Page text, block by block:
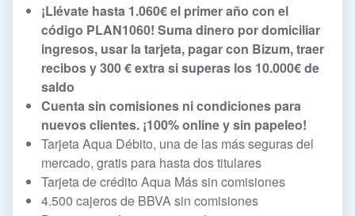
¡Llévate hasta 1.060€ el primer año con el
código PLAN1060! Suma dinero por domiciliar
ingresos, usar la tarjeta, pagar con Bizum, traer
recibos y 300 € extra si superas los 10.000€ de
saldo
Cuenta sin comisiones ni condiciones para
nuevos clientes. ¡100% online y sin papeleo!
Tarjeta Aqua Débito, una de las más seguras del
mercado, gratis para hasta dos titulares
Tarjeta de crédito Aqua Más sin comisiones
4.500 cajeros de BBVA sin comisiones